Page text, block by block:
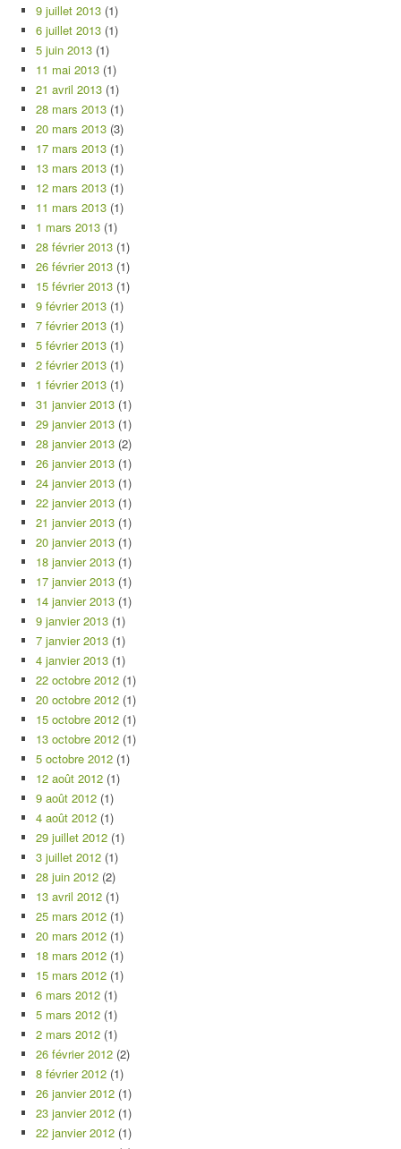
9 juillet 2013 (1)
6 juillet 2013 (1)
5 juin 2013 (1)
11 mai 2013 (1)
21 avril 2013 (1)
28 mars 2013 (1)
20 mars 2013 (3)
17 mars 2013 (1)
13 mars 2013 (1)
12 mars 2013 (1)
11 mars 2013 (1)
1 mars 2013 (1)
28 février 2013 (1)
26 février 2013 (1)
15 février 2013 (1)
9 février 2013 (1)
7 février 2013 (1)
5 février 2013 (1)
2 février 2013 (1)
1 février 2013 (1)
31 janvier 2013 (1)
29 janvier 2013 (1)
28 janvier 2013 (2)
26 janvier 2013 (1)
24 janvier 2013 (1)
22 janvier 2013 (1)
21 janvier 2013 (1)
20 janvier 2013 (1)
18 janvier 2013 (1)
17 janvier 2013 (1)
14 janvier 2013 (1)
9 janvier 2013 (1)
7 janvier 2013 (1)
4 janvier 2013 (1)
22 octobre 2012 (1)
20 octobre 2012 (1)
15 octobre 2012 (1)
13 octobre 2012 (1)
5 octobre 2012 (1)
12 août 2012 (1)
9 août 2012 (1)
4 août 2012 (1)
29 juillet 2012 (1)
3 juillet 2012 (1)
28 juin 2012 (2)
13 avril 2012 (1)
25 mars 2012 (1)
20 mars 2012 (1)
18 mars 2012 (1)
15 mars 2012 (1)
6 mars 2012 (1)
5 mars 2012 (1)
2 mars 2012 (1)
26 février 2012 (2)
8 février 2012 (1)
26 janvier 2012 (1)
23 janvier 2012 (1)
22 janvier 2012 (1)